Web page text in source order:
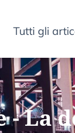
Tutti gli
- La